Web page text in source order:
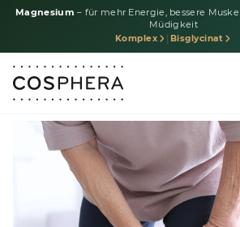
Magnesium – für mehr Energie, bessere
Müdigkeit
Komplex Bisglycinat